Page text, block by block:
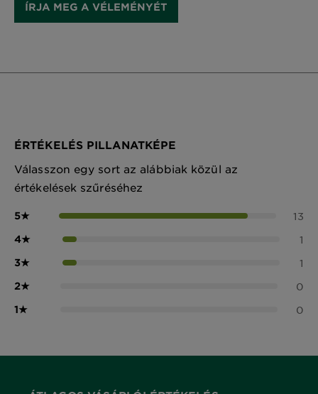
ÍRJA MEG A VÉLEMÉNYÉT
ÉRTÉKELÉS PILLANATKÉPE
Válasszon egy sort az alábbiak közül az
értékelések szűréséhez
5★ 13
4★ 1
3★ 1
2★ 0
1★ 0